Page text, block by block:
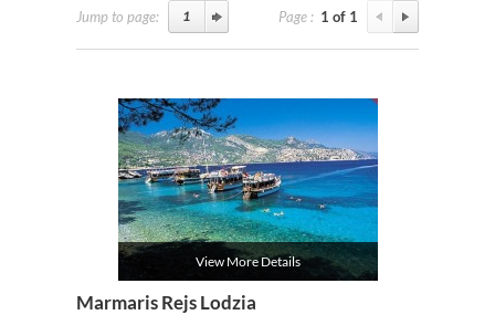
Jump to page: Page : 1 of 1
View More Details
Marmaris Rejs Lodzia